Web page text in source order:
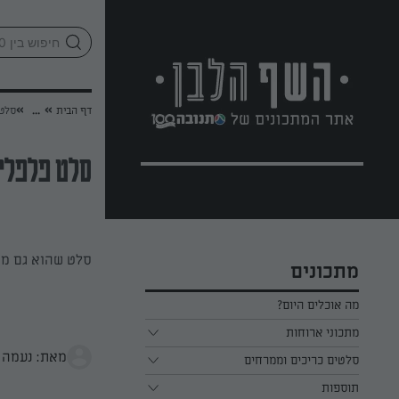
מתכונים
מה אוכלים היום?
מתכוני ארוחות
ארוחת בוקר
ארוחת צהריים
סלטים כריכים וממרחים
כל הסלטים כריכים וממרחים
תוספות
דף הבית »
...
»
סלט
סלט שהוא גם
מאת: נעמה